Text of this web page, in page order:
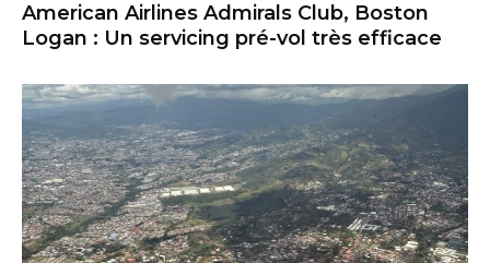
American Airlines Admirals Club, Boston
Logan : Un servicing pré-vol très efficace